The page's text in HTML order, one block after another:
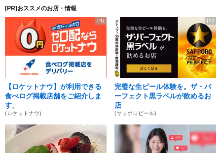
[PR]おススメのお店・情報
PR
【ロケットナウ】が利用できる
食べログ掲載店舗をご紹介しま
す。
(ロケットナウ)
PR
完璧な生ビール体験を。ザ・パ
ーフェクト黒ラベルが飲めるお
店
(サッポロビール)